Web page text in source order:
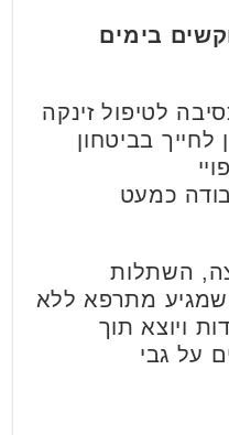
בימים
לטיפול זינקה
בביטחון
כמעט
השתלות
שמגיע מתרפא ללא
ויוצא תוך
על גבי